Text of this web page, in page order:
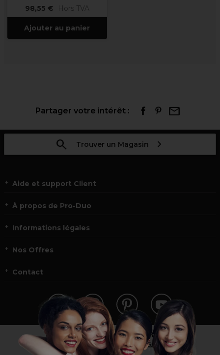
98,55 €
Hors TVA
Ajouter au panier
Partager votre intérêt :
Trouver un Magasin
Aide et support Client
À propos de Pro-Duo
Informations légales
Nos Offres
Contact
Vous n’êtes pas un professionnel ?
Visitez notre site pour les particuliers!